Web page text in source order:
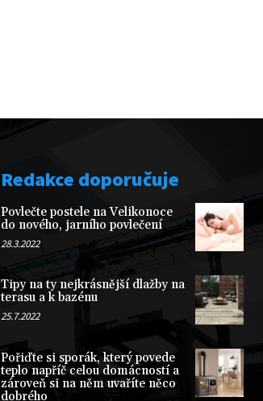
Redakce doporučuje
Povlečte postele na Velikonoce
do nového, jarního povlečení
28.3.2022
Tipy na ty nejkrásnější dlažby na
terasu a k bazénu
25.7.2022
Pořiďte si sporák, který povede
teplo napříč celou domácností a
zároveň si na něm uvaříte něco
dobrého